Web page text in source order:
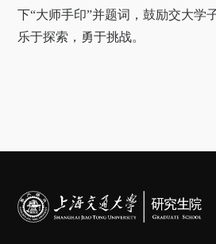
下“大师手印”并题词，鼓励交大学
乐于探索，勇于挑战。